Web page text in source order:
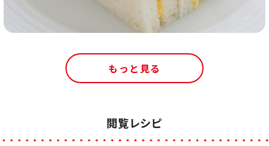
もっと見る
閲覧レシピ